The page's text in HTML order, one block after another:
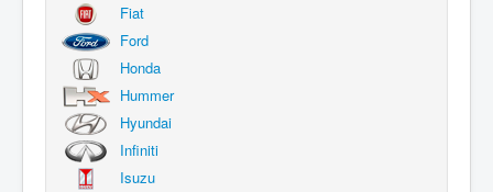
Fiat
Ford
Honda
Hummer
Hyundai
Infiniti
Isuzu